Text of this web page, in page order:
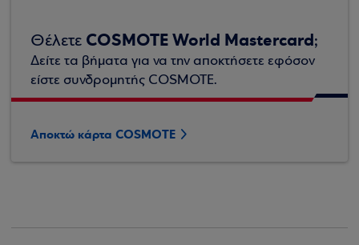
Θέλετε COSMOTE World Mastercard;
Δείτε τα βήματα για να την αποκτήσετε εφόσον
είστε συνδρομητής COSMOTE.
Αποκτώ κάρτα COSMOTE